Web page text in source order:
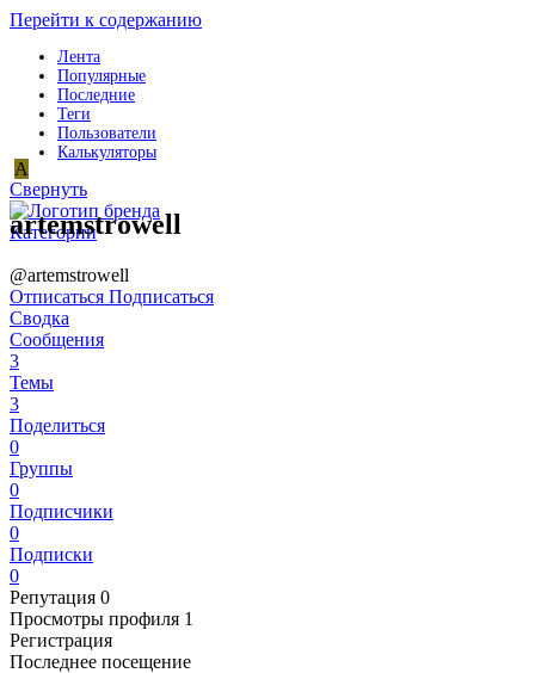
Перейти к содержанию
Лента
Популярные
Последние
Теги
Пользователи
Калькуляторы
Свернуть
Категории
A
artemstrowell
@artemstrowell
Отписаться Подписаться
Сводка
Сообщения
3
Темы
3
Поделиться
0
Группы
0
Подписчики
0
Подписки
0
Репутация 0
Просмотры профиля 1
Регистрация
Последнее посещение